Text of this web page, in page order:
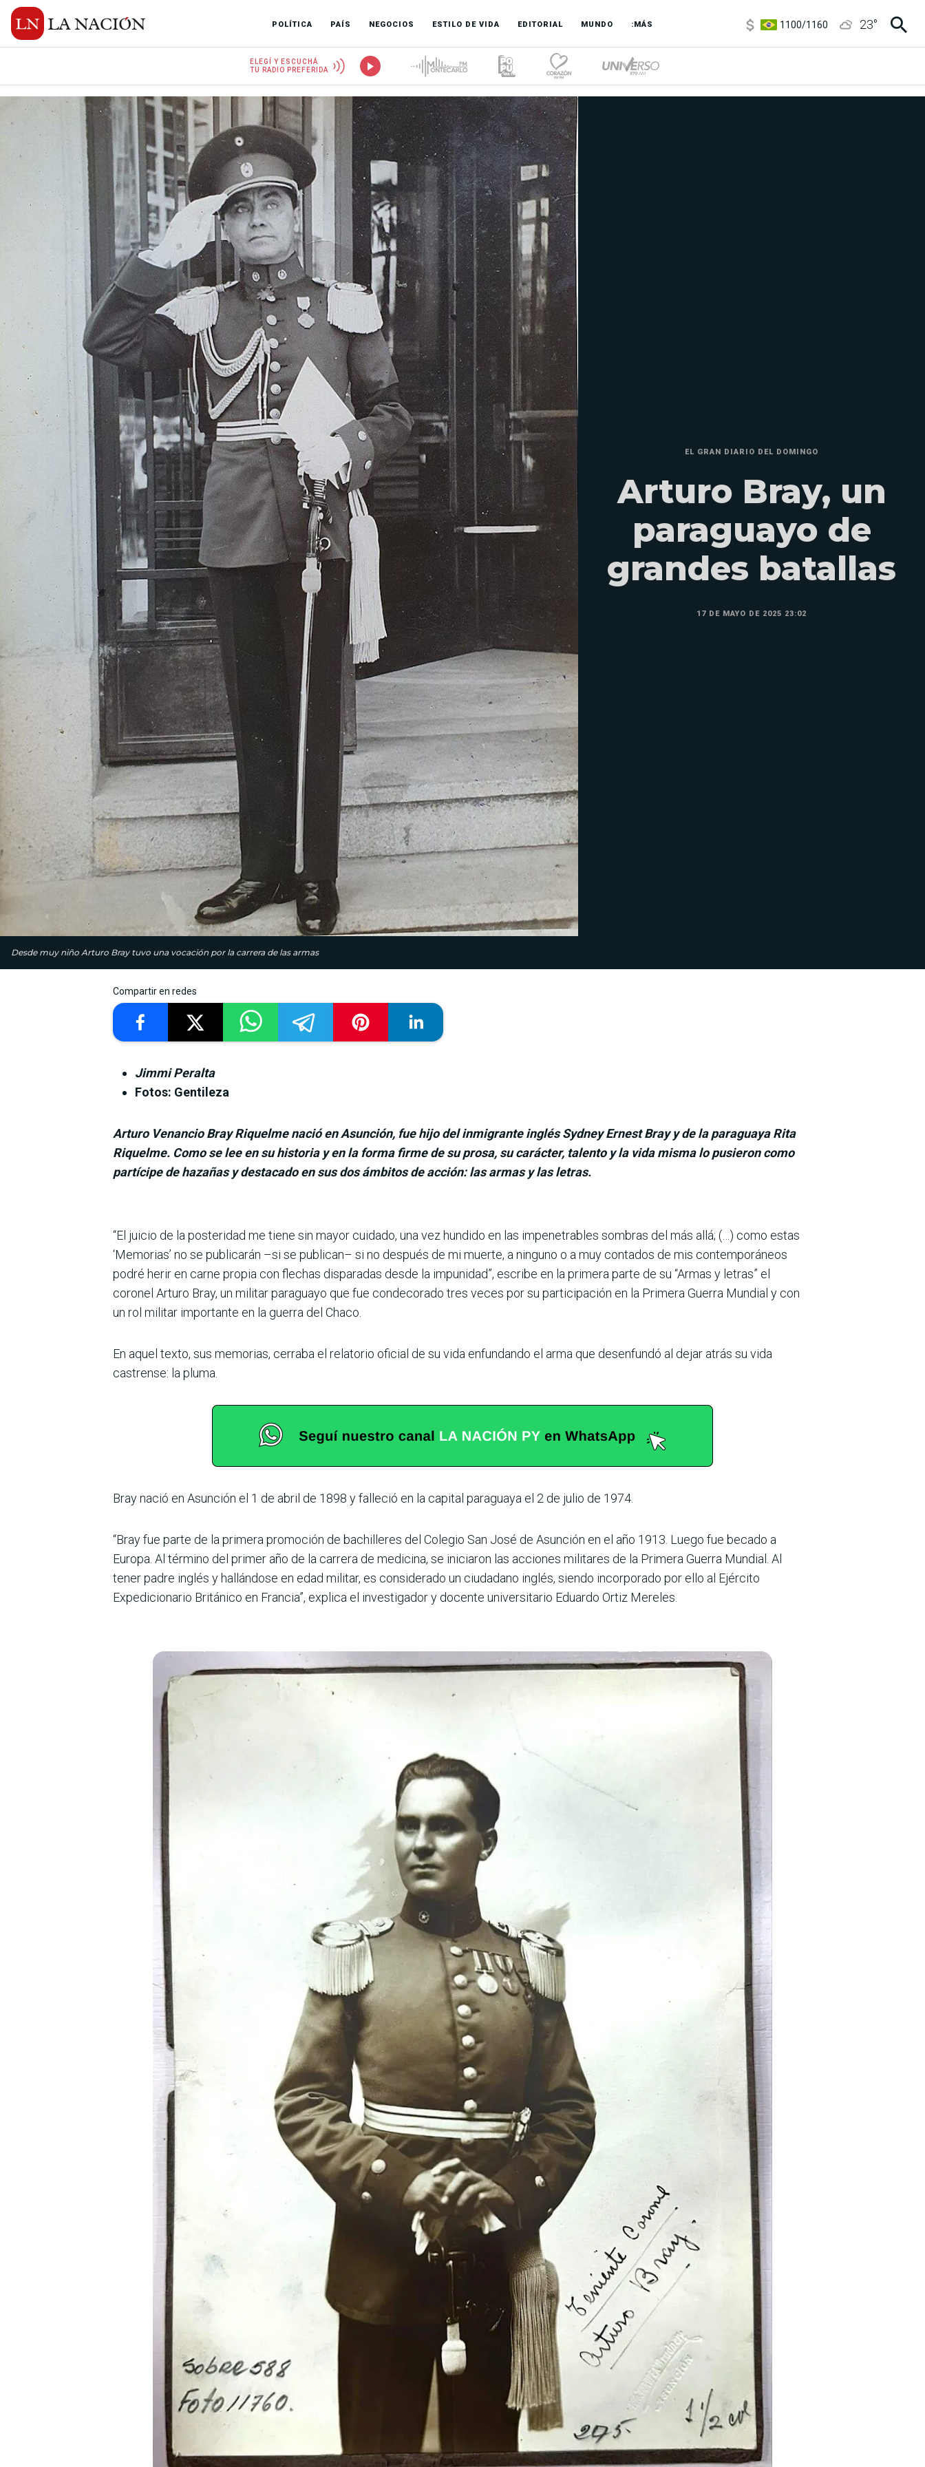
POLÍTICA PAÍS NEGOCIOS ESTILO DE VIDA EDITORIAL MUNDO :MÁS
3,8/4
23°
ELEGÍ Y ESCUCHÁ
TU RADIO PREFERIDA
Desde muy niño Arturo Bray tuvo una vocación por la carrera de las armas
EL GRAN DIARIO DEL DOMINGO
Arturo Bray, un
paraguayo de
grandes batallas
17 DE MAYO DE 2025 23:02
Compartir en redes
Jimmi Peralta
Fotos: Gentileza
Arturo Venancio Bray Riquelme nació en Asunción, fue hijo del inmigrante inglés Sydney Ernest Bray y de la paraguaya Rita
Riquelme. Como se lee en su historia y en la forma firme de su prosa, su carácter, talento y la vida misma lo pusieron como
partícipe de hazañas y destacado en sus dos ámbitos de acción: las armas y las letras.
“El juicio de la posteridad me tiene sin mayor cuidado, una vez hundido en las impenetrables sombras del más allá; (…) como estas
‘Memorias’ no se publicarán –si se publican– si no después de mi muerte, a ninguno o a muy contados de mis contemporáneos
podré herir en carne propia con flechas disparadas desde la impunidad”, escribe en la primera parte de su “Armas y letras” el
coronel Arturo Bray, un militar paraguayo que fue condecorado tres veces por su participación en la Primera Guerra Mundial y con
un rol militar importante en la guerra del Chaco.
En aquel texto, sus memorias, cerraba el relatorio oficial de su vida enfundando el arma que desenfundó al dejar atrás su vida
castrense: la pluma.
Bray nació en Asunción el 1 de abril de 1898 y falleció en la capital paraguaya el 2 de julio de 1974.
“Bray fue parte de la primera promoción de bachilleres del Colegio San José de Asunción en el año 1913. Luego fue becado a
Europa. Al término del primer año de la carrera de medicina, se iniciaron las acciones militares de la Primera Guerra Mundial. Al
tener padre inglés y hallándose en edad militar, es considerado un ciudadano inglés, siendo incorporado por ello al Ejército
Expedicionario Británico en Francia”, explica el investigador y docente universitario Eduardo Ortiz Mereles.